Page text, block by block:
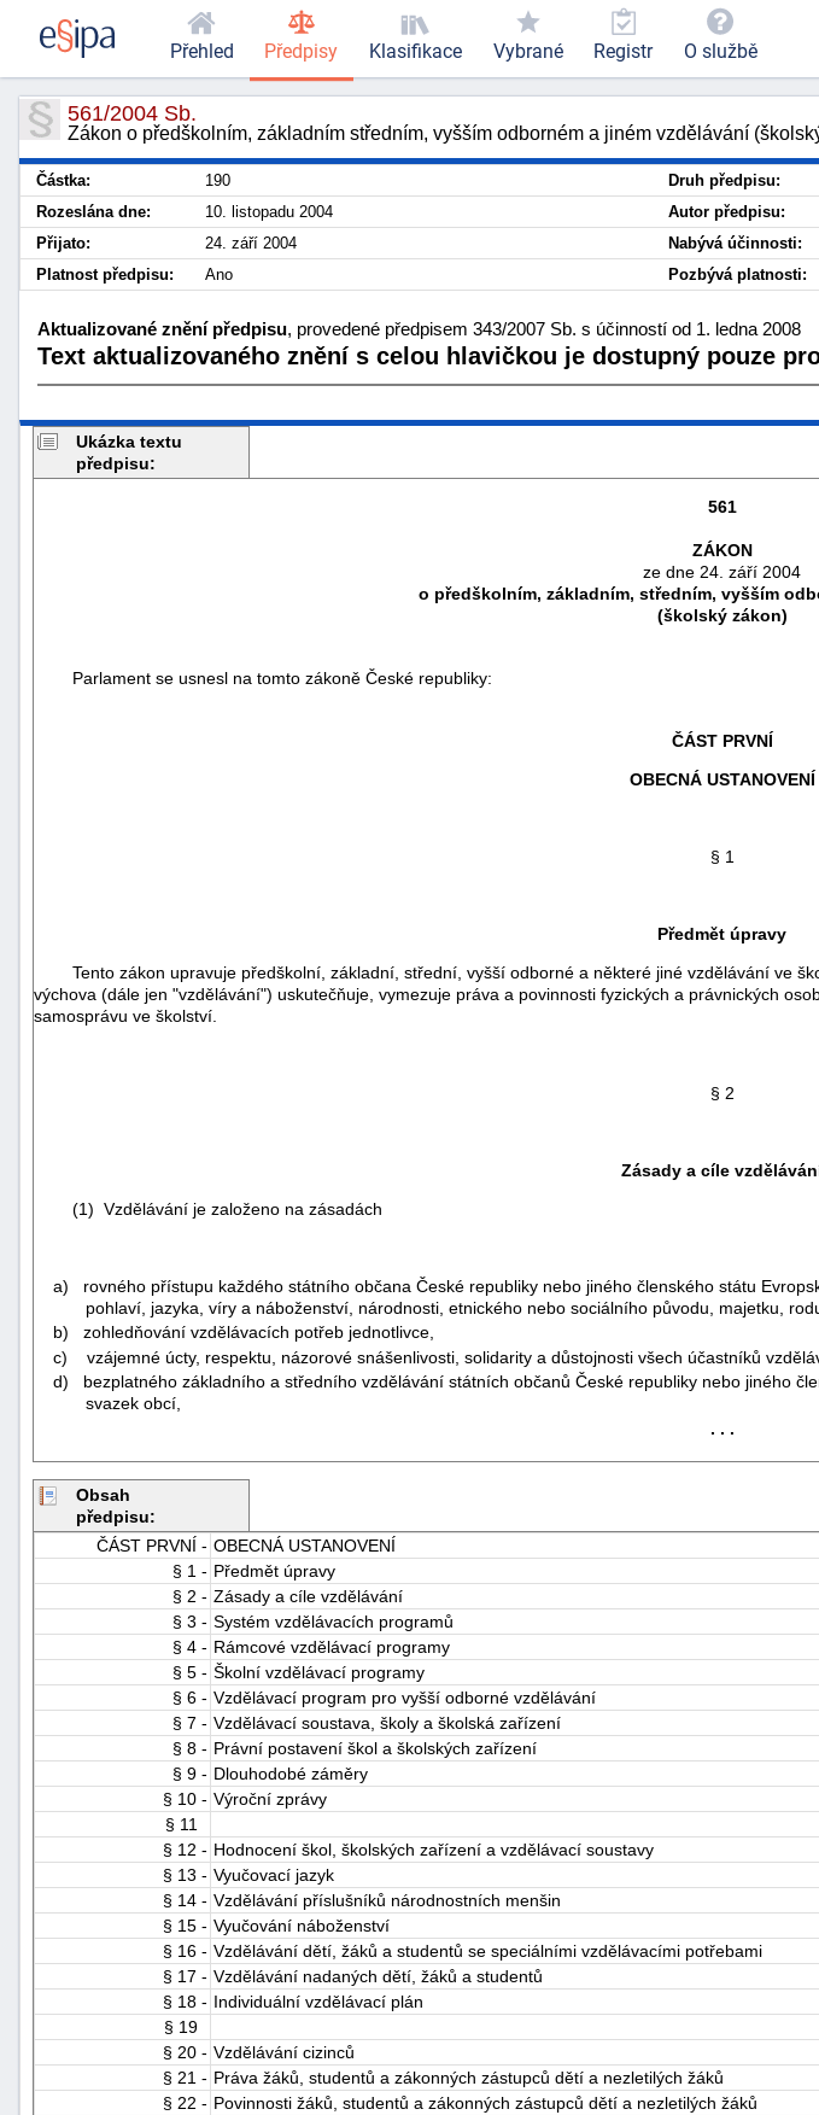
561/2004 Sb.
Zákon o předškolním, základním středním, vyšším odborném a jiném vzdělávání
Částka: 190 Druh předpisu:
Rozeslána dne:
10. listopadu 2004 Autor předpisu:
Přijato:
24. září 2004 Nabývá účinnosti:
Platnost předpisu:
Ano Pozbývá platnosti:
Aktualizované znění předpisu, provedené předpisem 343/2007 Sb. s účinností od 1. ledna 2008
Text aktualizovaného znění s celou hlavičkou je dostupný pouze
Ukázka textu
předpisu:
561
ZÁKON
ze dne 24. září 2004
o předškolním, základním, středním, vyšším
(školský zákon)
Parlament se usnesl na tomto zákoně České republiky:
ČÁST PRVNÍ
OBECNÁ USTANOVENÍ
§ 1
Předmět úpravy
Tento zákon upravuje předškolní, základní, střední, vyšší odborné a některé jiné vzdělávání ve
výchova (dále jen "vzdělávání") uskutečňuje, vymezuje práva a povinnosti fyzických a právnických
samosprávu ve školství.
§ 2
Zásady a cíle
(1) Vzdělávání je založeno na zásadách
a) rovného přístupu každého státního občana České republiky nebo jiného členského státu
pohlaví, jazyka, víry a náboženství, národnosti, etnického nebo sociálního původu, majetku,
b) zohledňování vzdělávacích potřeb jednotlivce,
c) vzájemné úcty, respektu, názorové snášenlivosti, solidarity a důstojnosti všech účastníků
d) bezplatného základního a středního vzdělávání státních občanů České republiky nebo jiného
svazek obcí,
. . .
Obsah
předpisu:
ČÁST PRVNÍ - OBECNÁ USTANOVENÍ
§ 1 - Předmět úpravy
§ 2 - Zásady a cíle vzdělávání
§ 3 - Systém vzdělávacích programů
§ 4 - Rámcové vzdělávací programy
§ 5 - Školní vzdělávací programy
§ 6 - Vzdělávací program pro vyšší odborné vzdělávání
§ 7 - Vzdělávací soustava, školy a školská zařízení
§ 8 - Právní postavení škol a školských zařízení
§ 9 - Dlouhodobé záměry
§ 10 - Výroční zprávy
§ 11
§ 12 - Hodnocení škol, školských zařízení a vzdělávací soustavy
§ 13 - Vyučovací jazyk
§ 14 - Vzdělávání příslušníků národnostních menšin
§ 15 - Vyučování náboženství
§ 16 - Vzdělávání dětí, žáků a studentů se speciálními vzdělávacími potřebami
§ 17 - Vzdělávání nadaných dětí, žáků a studentů
§ 18 - Individuální vzdělávací plán
§ 19
§ 20 - Vzdělávání cizinců
§ 21 - Práva žáků, studentů a zákonných zástupců dětí a nezletilých žáků
§ 22 - Povinnosti žáků, studentů a zákonných zástupců dětí a nezletilých žáků
Přehled Předpisy Klasifikace Vybrané Registr O službě